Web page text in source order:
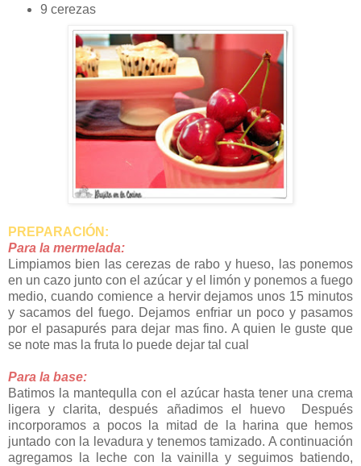
9 cerezas
PREPARACIÓN:
Para la mermelada:
Limpiamos bien las cerezas de rabo y hueso, las ponemos
en un cazo junto con el azúcar y el limón y ponemos a fuego
medio, cuando comience a hervir dejamos unos 15 minutos
y sacamos del fuego. Dejamos enfriar un poco y pasamos
por el pasapurés para dejar mas fino. A quien le guste que
se note mas la fruta lo puede dejar tal cual
Para la base:
Batimos la mantequlla con el azúcar hasta tener una crema
ligera y clarita, después añadimos el huevo Después
incorporamos a pocos la mitad de la harina que hemos
juntado con la levadura y tenemos tamizado. A continuación
agregamos la leche con la vainilla y seguimos batiendo,